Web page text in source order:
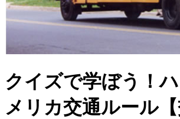
クイズで学ぼう！
メリカ交通ルール